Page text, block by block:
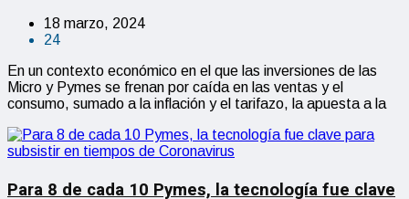
18 marzo, 2024
24
En un contexto económico en el que las inversiones de las
Micro y Pymes se frenan por caída en las ventas y el
consumo, sumado a la inflación y el tarifazo, la apuesta a la
Para 8 de cada 10 Pymes, la tecnología fue clave